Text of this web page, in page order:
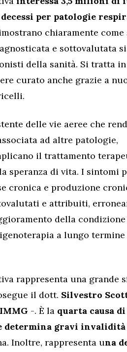
per patologie
chiaramente come
e sottovalutata
della sanità. Si tratta
curato anche grazie a
delle vie aeree che
ad altre patologie,
il trattamento
speranza di vita. I sintomi
cronica e produzione
e attribuiti,
della
a lungo termine
rappresenta una grande
il dott. Silvestro
-. È la quarta causa
determina gravi invalidità
Inoltre, rappresenta una